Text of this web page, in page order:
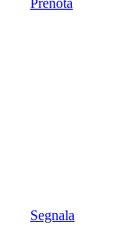
Prenota
Segnala